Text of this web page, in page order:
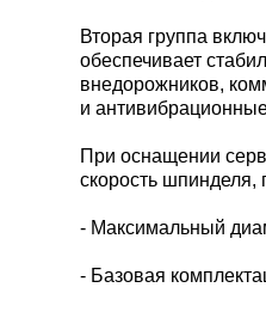
Вторая группа
обеспечивает
внедорожников,
и
При оснащении
скорость шпинделя,
- Максимальный
- Базовая